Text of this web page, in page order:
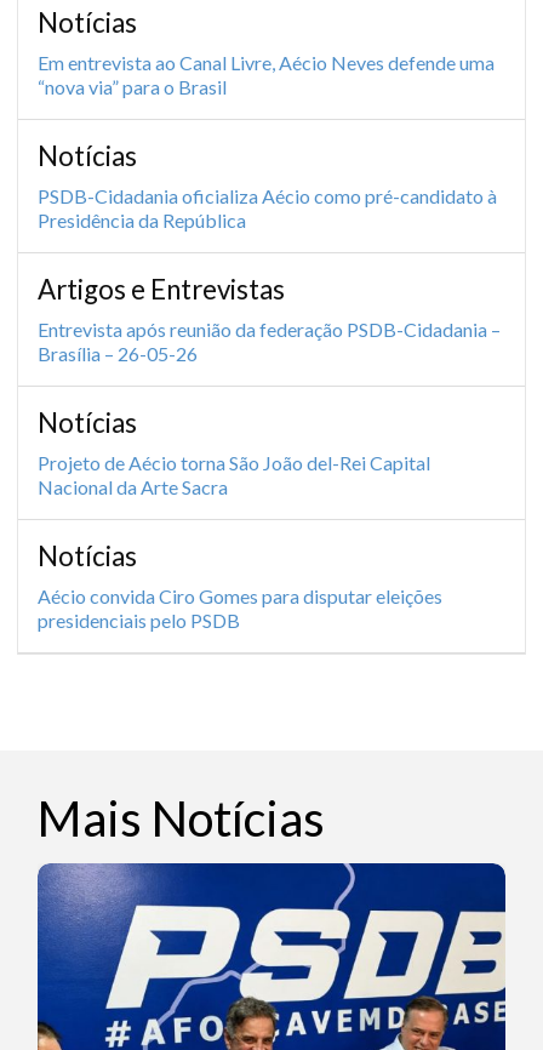
Notícias
Em entrevista ao Canal Livre, Aécio Neves defende uma
“nova via” para o Brasil
Notícias
PSDB-Cidadania oficializa Aécio como pré-candidato à
Presidência da República
Artigos e Entrevistas
Entrevista após reunião da federação PSDB-Cidadania –
Brasília – 26-05-26
Notícias
Projeto de Aécio torna São João del-Rei Capital
Nacional da Arte Sacra
Notícias
Aécio convida Ciro Gomes para disputar eleições
presidenciais pelo PSDB
Mais Notícias